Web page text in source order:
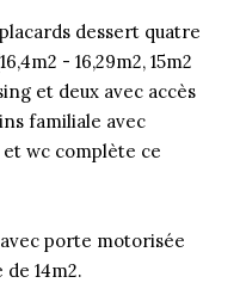
dessert quatre
- 16,29m2, 15m2
et deux avec accès
familiale avec
wc complète ce
porte motorisée
14m2.